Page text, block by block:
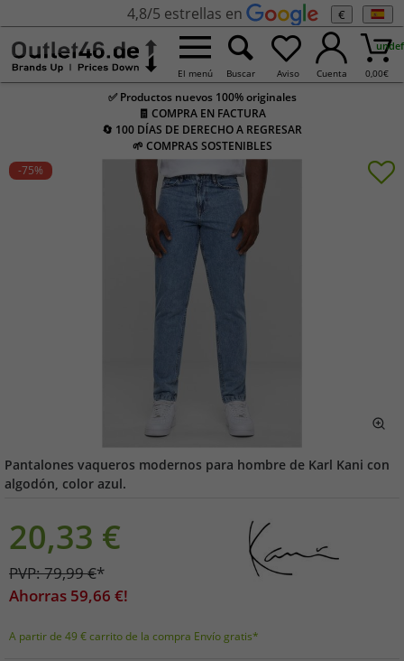
4,8/5 estrellas en €
El menú Buscar Aviso Cuenta 0,00€
✅ Productos nuevos 100% originales
🧾 COMPRA EN FACTURA
🔄 100 DÍAS DE DERECHO A REGRESAR
🌱 COMPRAS SOSTENIBLES
-75%
Pantalones vaqueros modernos para hombre de Karl Kani con
algodón, color azul.
20,33 €
PVP:79,99€*
Ahorras 59,66 €!
A partir de 49 € carrito de la compra Envío gratis*